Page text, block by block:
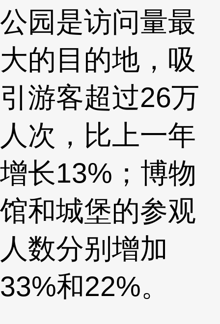
公园是访问量最
大的目的地，吸
引游客超过26万
人次，比上一年
增长13%；博物
馆和城堡的参观
人数分别增加
33%和22%。